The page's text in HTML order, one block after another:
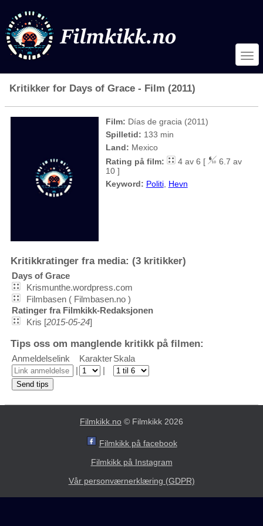
Kritikker for Days of Grace - Film (2011)
Film: Días de gracia (2011)
Spilletid: 133 min
Land: Mexico
Rating på film:
4 av 6 [
6.7 av
10 ]
Keyword: Politi, Hevn
Kritikkratinger fra media: (3 kritikker)
Days of Grace
Krismunthe.wordpress.com
Filmbasen ( Filmbasen.no )
Ratinger fra Filmkikk-Redaksjonen
Kris [2015-05-24]
Tips oss om manglende kritikk på filmen:
Anmeldelselink KarakterSkala
|
|
Filmkikk.no © Filmkikk 2026
Filmkikk på facebook
Filmkikk på Instagram
Vår personværnerklæring (GDPR)